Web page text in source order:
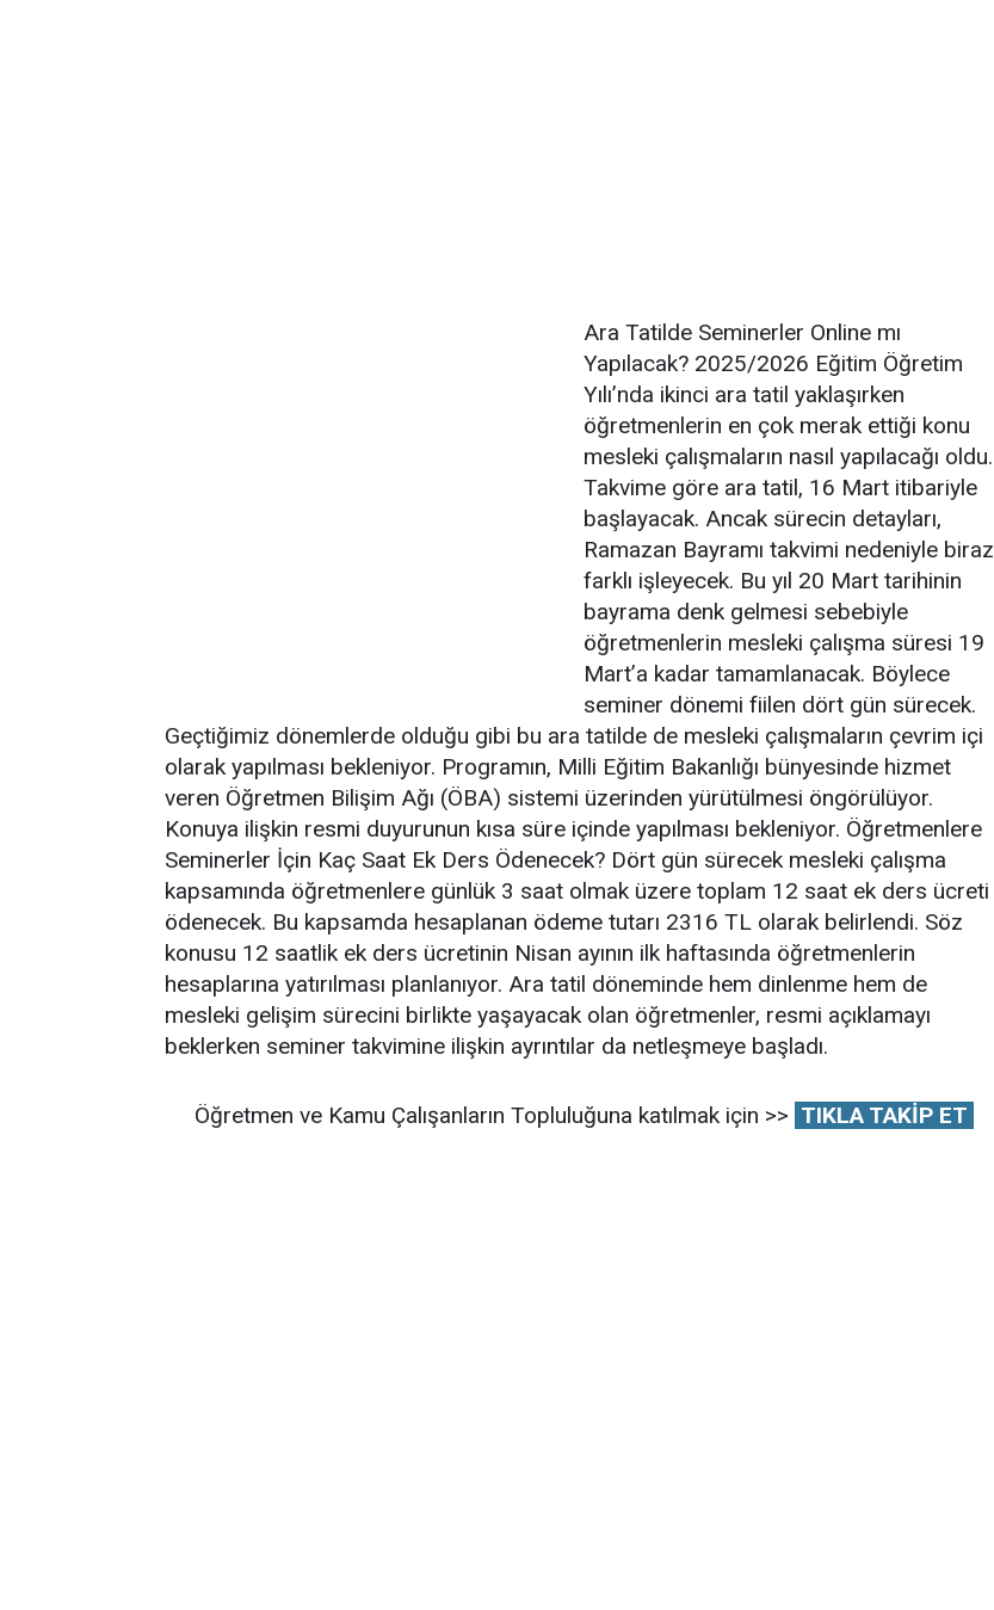
Ara Tatilde Seminerler Online mı
Yapılacak? 2025/2026 Eğitim Öğretim
Yılı’nda ikinci ara tatil yaklaşırken
öğretmenlerin en çok merak ettiği konu
mesleki çalışmaların nasıl yapılacağı oldu.
Takvime göre ara tatil, 16 Mart itibariyle
başlayacak. Ancak sürecin detayları,
Ramazan Bayramı takvimi nedeniyle biraz
farklı işleyecek. Bu yıl 20 Mart tarihinin
bayrama denk gelmesi sebebiyle
öğretmenlerin mesleki çalışma süresi 19
Mart’a kadar tamamlanacak. Böylece
seminer dönemi fiilen dört gün sürecek.
Geçtiğimiz dönemlerde olduğu gibi bu ara tatilde de mesleki çalışmaların çevrim içi
olarak yapılması bekleniyor. Programın, Milli Eğitim Bakanlığı bünyesinde hizmet
veren Öğretmen Bilişim Ağı (ÖBA) sistemi üzerinden yürütülmesi öngörülüyor.
Konuya ilişkin resmi duyurunun kısa süre içinde yapılması bekleniyor. Öğretmenlere
Seminerler İçin Kaç Saat Ek Ders Ödenecek? Dört gün sürecek mesleki çalışma
kapsamında öğretmenlere günlük 3 saat olmak üzere toplam 12 saat ek ders ücreti
ödenecek. Bu kapsamda hesaplanan ödeme tutarı 2316 TL olarak belirlendi. Söz
konusu 12 saatlik ek ders ücretinin Nisan ayının ilk haftasında öğretmenlerin
hesaplarına yatırılması planlanıyor. Ara tatil döneminde hem dinlenme hem de
mesleki gelişim sürecini birlikte yaşayacak olan öğretmenler, resmi açıklamayı
beklerken seminer takvimine ilişkin ayrıntılar da netleşmeye başladı.
Öğretmen ve Kamu Çalışanların Topluluğuna katılmak için >> TIKLA TAKİP ET